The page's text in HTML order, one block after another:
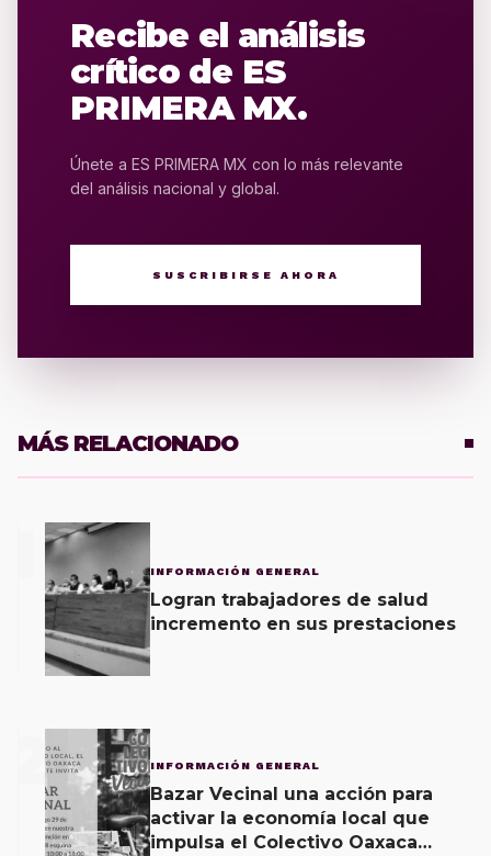
Recibe el análisis
crítico de ES
PRIMERA MX.
Únete a ES PRIMERA MX con lo más relevante
del análisis nacional y global.
SUSCRIBIRSE AHORA
MÁS RELACIONADO
INFORMACIÓN GENERAL
Logran trabajadores de salud
incremento en sus prestaciones
2 INFORMACIÓN GENERAL
Bazar Vecinal una acción para
activar la economía local que
impulsa el Colectivo Oaxaca